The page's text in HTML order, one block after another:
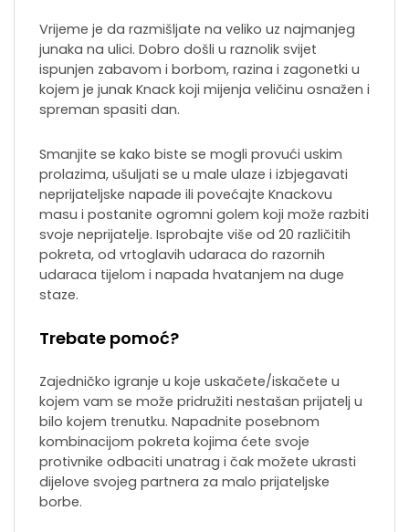
Vrijeme je da razmišljate na veliko uz najmanjeg
junaka na ulici. Dobro došli u raznolik svijet
ispunjen zabavom i borbom, razina i zagonetki u
kojem je junak Knack koji mijenja veličinu osnažen i
spreman spasiti dan.
Smanjite se kako biste se mogli provući uskim
prolazima, ušuljati se u male ulaze i izbjegavati
neprijateljske napade ili povećajte Knackovu
masu i postanite ogromni golem koji može razbiti
svoje neprijatelje. Isprobajte više od 20 različitih
pokreta, od vrtoglavih udaraca do razornih
udaraca tijelom i napada hvatanjem na duge
staze.
Trebate pomoć?
Zajedničko igranje u koje uskačete/iskačete u
kojem vam se može pridružiti nestašan prijatelj u
bilo kojem trenutku. Napadnite posebnom
kombinacijom pokreta kojima ćete svoje
protivnike odbaciti unatrag i čak možete ukrasti
dijelove svojeg partnera za malo prijateljske
borbe.